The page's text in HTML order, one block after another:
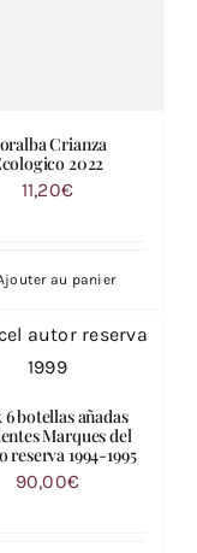
Crianza
2022
11,20€
au panier
6 botellas añadas
Marques del
reserva 1994-1995
90,00€